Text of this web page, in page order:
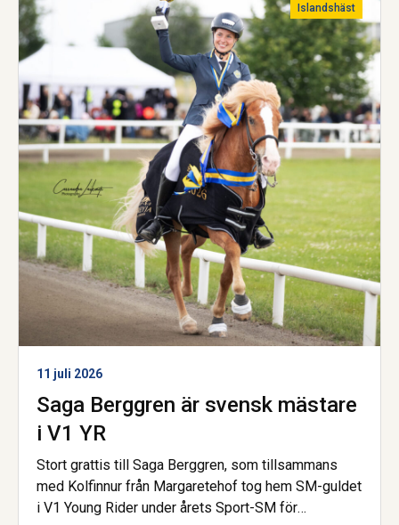
Islandshäst
11 juli 2026
Saga Berggren är svensk mästare
i V1 YR
Stort grattis till Saga Berggren, som tillsammans
med Kolfinnur från Margaretehof tog hem SM-guldet
i V1 Young Rider under årets Sport-SM för